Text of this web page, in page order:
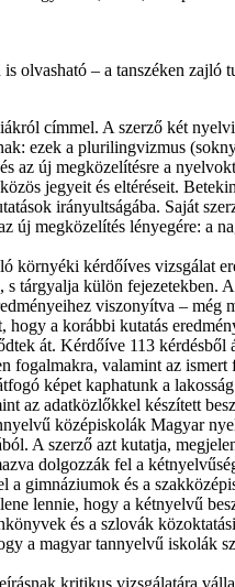
olvasható – a tanszéken zajló
címmel. A szerző két
ezek a plurilingvizmus
az új megközelítésre a
jegyeit és eltéréseit.
irányultságába. Saját
új megközelítés lényegére: a
környéki kérdőíves vizsgálat
tárgyalja külön fejezetekben.
viszonyítva – még
a korábbi kutatás
át. Kérdőíve 113
fogalmakra, valamint az ismert
képet kaphatunk a
az adatközlőkkel készített
középiskolák Magyar
A szerző azt kutatja,
dolgozzák fel a
gimnáziumok és a
lennie, hogy a kétnyelvű
és a szlovák
a magyar tannyelvű iskolák
kritikus vizsgálatára